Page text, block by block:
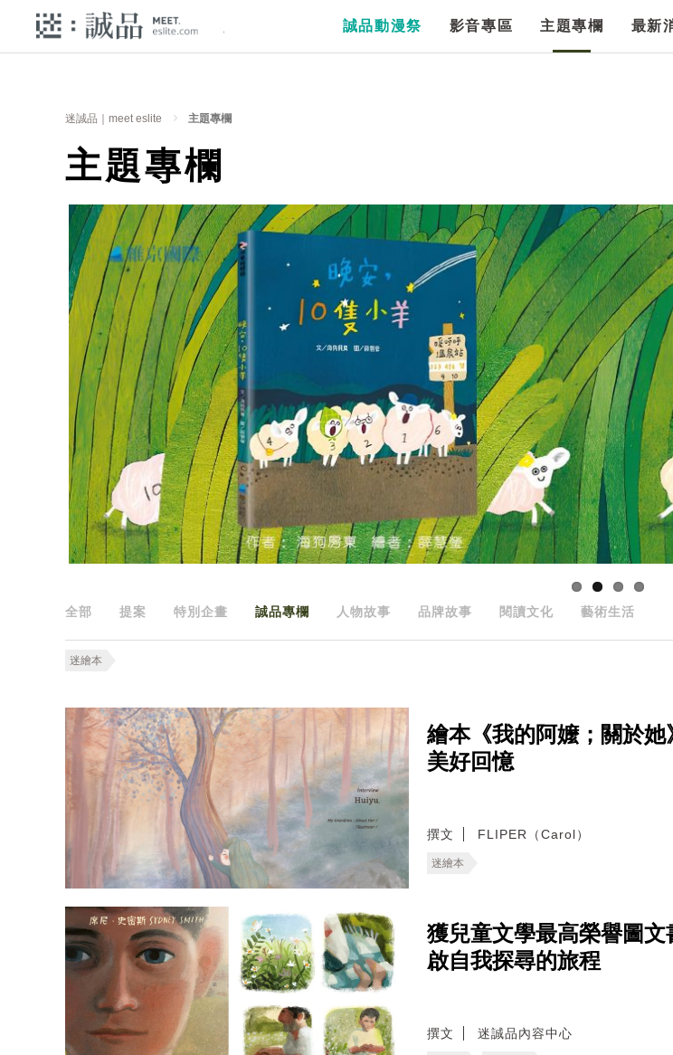
誠品動漫祭 影音專區 主題專欄 最新
迷誠品｜meet eslite 主題專欄
主題專欄
全部 提案 特別企畫 誠品專欄 人物故事 品牌故事 閱讀文化 藝術生活
迷繪本
繪本《我的阿嬤；關於
美好回憶
撰文 FLIPER（Carol）
迷繪本
獲兒童文學最高榮譽圖
啟自我探尋的旅程
撰文 迷誠品內容中心